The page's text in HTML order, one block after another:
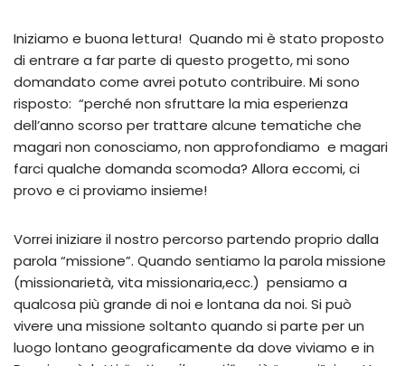
Iniziamo e buona lettura! Quando mi è stato proposto
di entrare a far parte di questo progetto, mi sono
domandato come avrei potuto contribuire. Mi sono
risposto: “perché non sfruttare la mia esperienza
dell’anno scorso per trattare alcune tematiche che
magari non conosciamo, non approfondiamo e magari
farci qualche domanda scomoda? Allora eccomi, ci
provo e ci proviamo insieme!
Vorrei iniziare il nostro percorso partendo proprio dalla
parola “missione”. Quando sentiamo la parola missione
(missionarietà, vita missionaria,ecc.) pensiamo a
qualcosa più grande di noi e lontana da noi. Si può
vivere una missione soltanto quando si parte per un
luogo lontano geograficamente da dove viviamo e in